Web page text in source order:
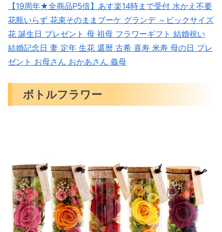
【19周年★全商品P5倍】あす楽14時まで受付 水かえ不要
花瓶いらず 花束そのままブーケ グランデ ～ビックサイズ
花 誕生日 プレゼント 母 祖母 フラワーギフト 結婚祝い
結婚記念日 妻 定年 生花 還暦 古希 喜寿 米寿 母の日 プレ
ゼント お母さん おかあさん 義母
ボトルフラワー